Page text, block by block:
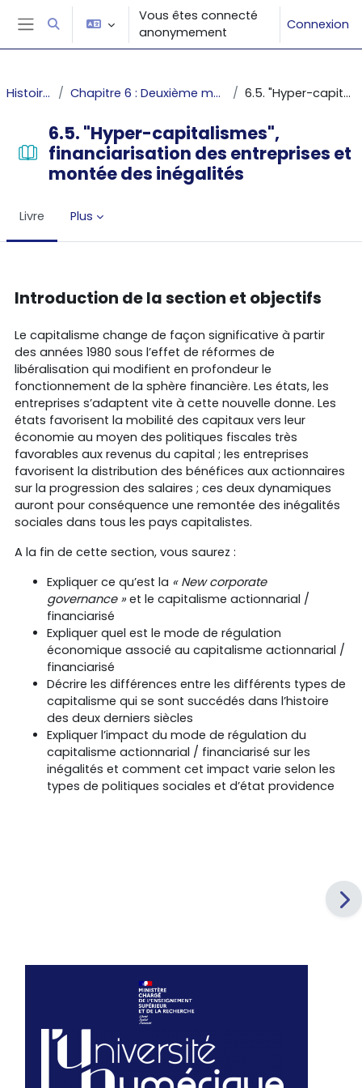
Passer au contenu principal
Panneau latéral
Activer/désactiver la saisie de recherche
Vous êtes connecté
anonymement
Connexion
Histoire des faits économiques Chapitre 6 : Deuxième mondialisation, financiarisation du capitalisme et inégalités globales depuis les années 1980 6.5. "Hyper-capitalismes", financiarisation des entreprises et montée des inégalités
6.5. "Hyper-capitalismes",
financiarisation des entreprises et
montée des inégalités
Livre Plus
Introduction de la section et objectifs
Le capitalisme change de façon significative à partir
des années 1980 sous l’effet de réformes de
libéralisation qui modifient en profondeur le
fonctionnement de la sphère financière. Les états, les
entreprises s’adaptent vite à cette nouvelle donne. Les
états favorisent la mobilité des capitaux vers leur
économie au moyen des politiques fiscales très
favorables aux revenus du capital ; les entreprises
favorisent la distribution des bénéfices aux actionnaires
sur la progression des salaires ; ces deux dynamiques
auront pour conséquence une remontée des inégalités
sociales dans tous les pays capitalistes.
A la fin de cette section, vous saurez :
Expliquer ce qu’est la « New corporate
governance » et le capitalisme actionnarial /
financiarisé
Expliquer quel est le mode de régulation
économique associé au capitalisme actionnarial /
financiarisé
Décrire les différences entre les différents types de
capitalisme qui se sont succédés dans l’histoire
des deux derniers siècles
Expliquer l’impact du mode de régulation du
capitalisme actionnarial / financiarisé sur les
inégalités et comment cet impact varie selon les
types de politiques sociales et d’état providence